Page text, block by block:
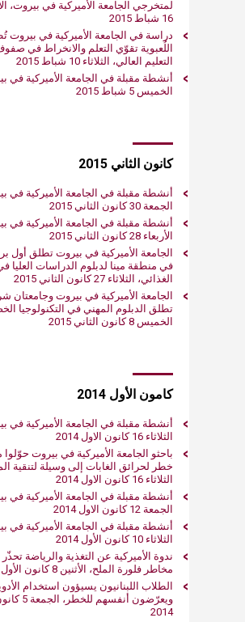
لمتخرجي الجامعة الأميركية في بيروت،
16 شباط 2015
دراسة في الجامعة الأميركية في بيروت
اللُعبوية تقوّي التعلم والانخراط في
التعليم العالي، الثلاثاء 10 شباط 2015
أنشطة مقبلة في الجامعة الأميركية في
الخميس 5 شباط 2015
كانون الثاني 2015
أنشطة مقبلة في الجامعة الأميركية في
الجمعة 30 كانون الثاني 2015
أنشطة مقبلة في الجامعة الأميركية في
الأربعاء 28 كانون الثاني 2015
الجامعة الأميركية في بيروت تطلق أول
في منطقة مينا لدبلوم الدراسات العليا
الغذائي، الثلاثاء 27 كانون الثاني 2015
الجامعة الأميركية في بيروت وجامعتان
تطلق الدبلوم المهني في التكنولوجيا
الخميس 8 كانون الثاني 2015
كامون الأول 2014
أنشطة مقبلة في الجامعة الأميركية في
الثلاثاء 16 كانون الاول 2014
باحثو الجامعة الأميركية في بيروت
خطر لحرائق الغابات إلى وسيلة لتنقية
الثلاثاء 16 كانون الاول 2014
أنشطة مقبلة في الجامعة الأميركية في
الجمعة 12 كانون الاول 2014
أنشطة مقبلة في الجامعة الأميركية في
الثلاثاء 10 كانون الأول 2014
ندوة الأميركية عن التغذية والرياضة
مخاطر فلورة الملح، الأثنين 8 كانون الأول 2014
الطلاب اللبنانيون يسيؤون استخدام
ويعرّضون أنفسهم
2014